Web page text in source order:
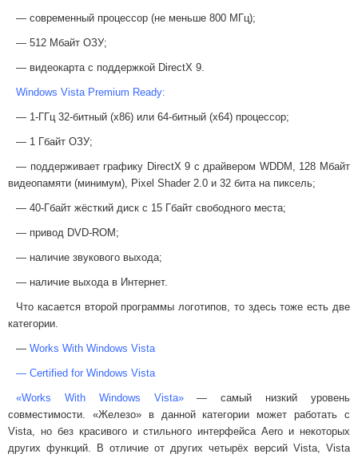
— современный процессор (не меньше 800 МГц);
— 512 Мбайт ОЗУ;
— видеокарта с поддержкой DirectX 9.
Windows Vista Premium Ready:
— 1-ГГц 32-битный (x86) или 64-битный (x64) процессор;
— 1 Гбайт ОЗУ;
— поддерживает графику DirectX 9 с драйвером WDDM, 128 Мбайт
видеопамяти (минимум), Pixel Shader 2.0 и 32 бита на пиксель;
— 40-Гбайт жёсткий диск с 15 Гбайт свободного места;
— привод DVD-ROM;
— наличие звукового выхода;
— наличие выхода в Интернет.
Что касается второй программы логотипов, то здесь тоже есть две
категории.
— Works With Windows Vista
— Certified for Windows Vista
«Works With Windows Vista»— самый низкий уровень
совместимости. «Железо» в данной категории может работать с
Vista, но без красивого и стильного интерфейса Aero и некоторых
других функций. В отличие от других четырёх версий Vista, Vista